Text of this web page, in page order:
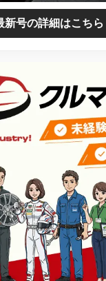
新号の詳細はこちら